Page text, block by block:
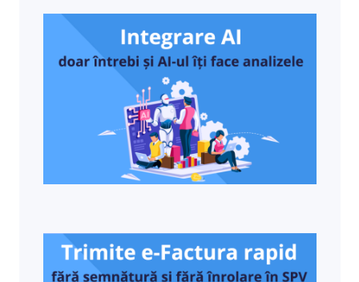
modernitate. Acest aspect conturează
principalele premise pentru ca relevanța
afacerii tale să fie menținută chiar și în medii
informaționale extrem de dinamice. Pe
parcursul tuturor materialelor noastre
publicate în cadrul blogului destinat RO e-
facturii am încercat să transpunem pe
limbajul oricărui antreprenor sistemul RO e-
implicit de înțeles de către antreprenori, de
vreme ce altele au fost mult mai dificil de
transpus într-un limbaj extrem de accesibil.